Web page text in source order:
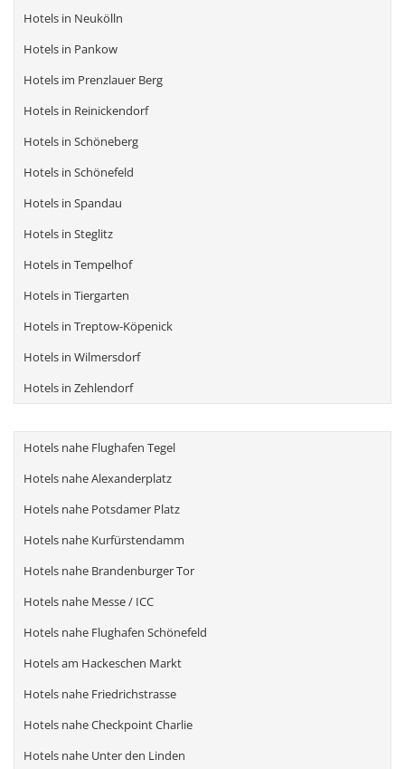
Hotels in Neukölln
Hotels in Pankow
Hotels im Prenzlauer Berg
Hotels in Reinickendorf
Hotels in Schöneberg
Hotels in Schönefeld
Hotels in Spandau
Hotels in Steglitz
Hotels in Tempelhof
Hotels in Tiergarten
Hotels in Treptow-Köpenick
Hotels in Wilmersdorf
Hotels in Zehlendorf
Hotels nahe Flughafen Tegel
Hotels nahe Alexanderplatz
Hotels nahe Potsdamer Platz
Hotels nahe Kurfürstendamm
Hotels nahe Brandenburger Tor
Hotels nahe Messe / ICC
Hotels nahe Flughafen Schönefeld
Hotels am Hackeschen Markt
Hotels nahe Friedrichstrasse
Hotels nahe Checkpoint Charlie
Hotels nahe Unter den Linden